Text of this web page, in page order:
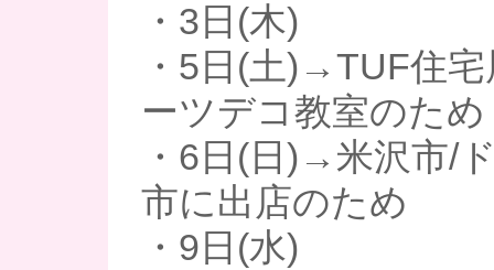
・3日(木)
・5日(土)→TUF住
ーツデコ教室のため
・6日(日)→米沢市/
市に出店のため
・9日(水)